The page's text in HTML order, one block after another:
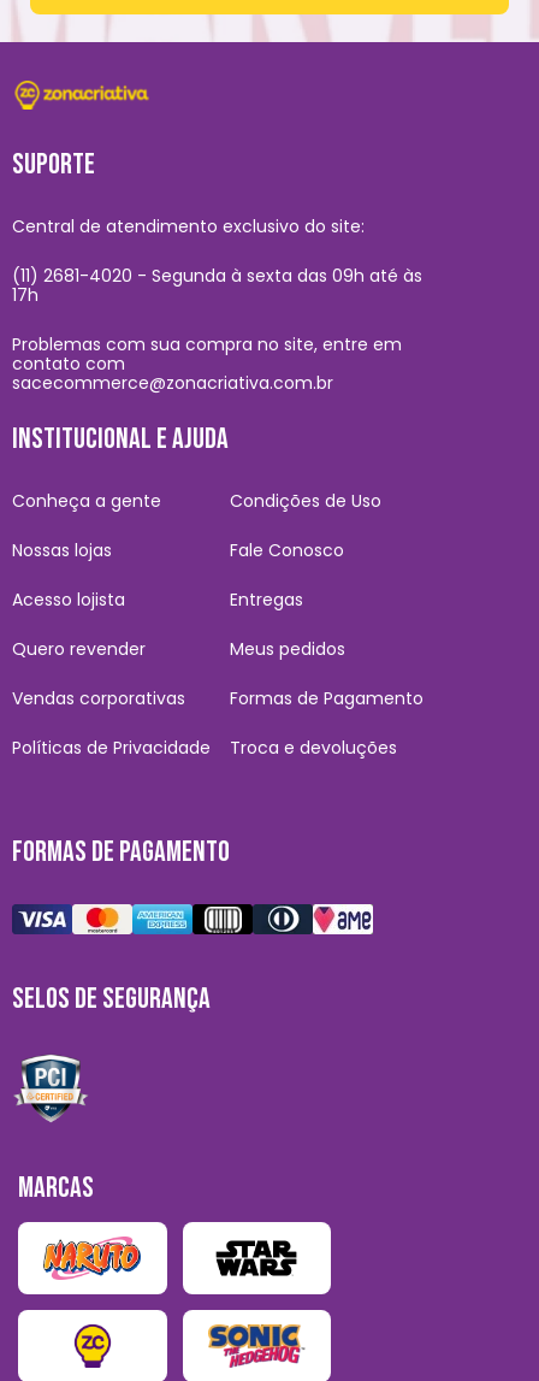
SUPORTE
Central de atendimento exclusivo do site:
(11) 2681-4020 - Segunda à sexta das 09h até às
17h
Problemas com sua compra no site, entre em
contato com
sacecommerce@zonacriativa.com.br
INSTITUCIONAL E AJUDA
Conheça a gente
Nossas lojas
Acesso lojista
Quero revender
Vendas corporativas
Políticas de Privacidade
Condições de Uso
Fale Conosco
Entregas
Meus pedidos
Formas de Pagamento
Troca e devoluções
FORMAS DE PAGAMENTO
SELOS DE SEGURANÇA
MARCAS